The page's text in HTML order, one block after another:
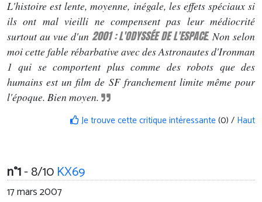
L'histoire est lente, moyenne, inégale, les effets spéciaux si
ils ont mal vieilli ne compensent pas leur médiocrité
surtout au vue d'un 2001 : L'ODYSSÉE DE L'ESPACE. Non selon
moi cette fable rébarbative avec des Astronautes d'Ironman
1 qui se comportent plus comme des robots que des
humains est un film de SF franchement limite même pour
l'époque. Bien moyen.
Je trouve cette critique intéressante(0) / Haut
n°1- 8/10KX69
17 mars 2007